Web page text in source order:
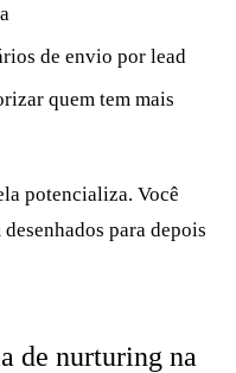
de envio por lead
quem tem mais
potencializa. Você
para depois
de nurturing na